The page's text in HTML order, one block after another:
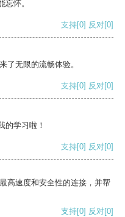
怀。
支持[0] 反对[0]
了无限的流畅体验。
支持[0] 反对[0]
的学习啦！
支持[0] 反对[0]
高速度和安全性的连接，并帮
支持[0] 反对[0]